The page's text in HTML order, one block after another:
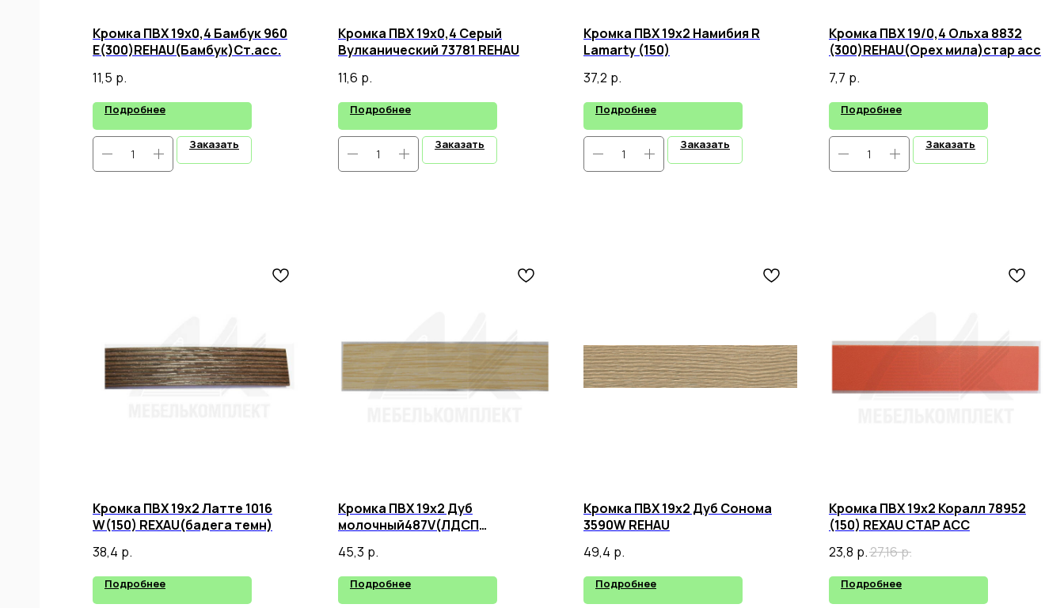
Кромка ПВХ 19х0,4 Бамбук 960
Е(300)REHAU(Бамбук)Ст.асс.
11,5 р.
Подробнее
Заказать
Кромка ПВХ 19х0,4 Серый
Вулканический 73781 REHAU
11,6 р.
Подробнее
Заказать
Кромка ПВХ 19х2 Намибия R
Lamarty (150)
37,2 р.
Подробнее
Заказать
Кромка ПВХ 19/0,4 Ольха 8832
(300)REHAU(Орех мила)стар асс
7,7 р.
Подробнее
Заказать
Кромка ПВХ 19х2 Латте 1016
W(150) REXAU(бадега темн)
38,4 р.
Подробнее
Кромка ПВХ 19х2 Дуб
молочный487V(ЛДСП
45,3 р.
Подробнее
Кромка ПВХ 19х2 Дуб Сонома
3590W REHAU
49,4 р.
Подробнее
Кромка ПВХ 19х2 Коралл 78952
(150) REXAU СТАР АСС
23,8 р.27,16р.
Подробнее